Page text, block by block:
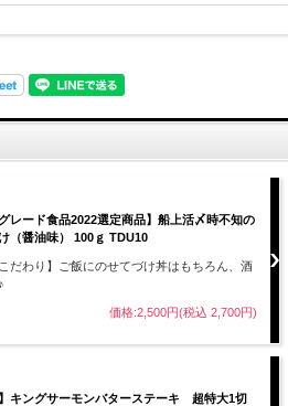
グレード食品2022選定商品】船上活〆時不知の
（醤油味） 100ｇ TDU10
こだわり】ご飯にのせてづけ丼はもちろん、酒
価格:2,500円(税込 2,700円)
】キングサーモンバターステーキ 超特大1切